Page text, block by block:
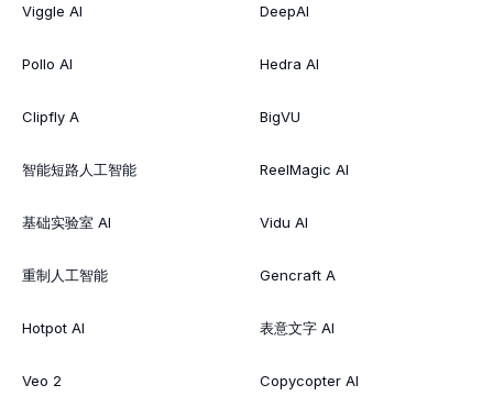
Viggle AI
Pollo AI
Clipfly A
智能短路人工智能
基础实验室 AI
重制人工智能
Hotpot AI
Veo 2
DeepAI
Hedra AI
BigVU
ReelMagic AI
Vidu AI
Gencraft A
表意文字 AI
Copycopter AI